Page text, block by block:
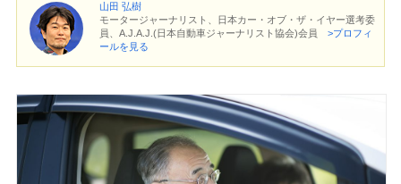
山田 弘樹
モータージャーナリスト、日本カー・オブ・ザ・イヤー選考委
員、A.J.A.J.(日本自動車ジャーナリスト協会)会員 >プロフィ
ールを見る